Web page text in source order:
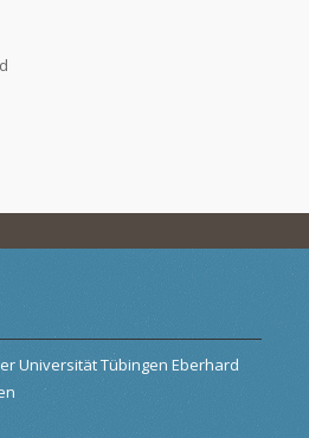
Universität Tübingen Eberhard